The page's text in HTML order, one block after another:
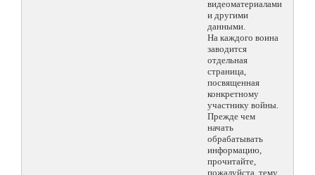
видеоматериалами
и другими
данными.
На каждого воина
заводится
отдельная
страница,
посвященная
конкретному
участнику войны.
Прежде чем
начать
обрабатывать
информацию,
прочитайте,
пожалуйста, тему